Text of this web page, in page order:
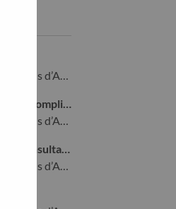
Morrisville, North Carolina, États-Unis d’Amérique,
Sr. Manager, Cyber Resilience Act Compliance
Morrisville, North Carolina, États-Unis d’Amérique,
Principal Digital Transformation Consultant
Morrisville, North Carolina, États-Unis d’Amérique,